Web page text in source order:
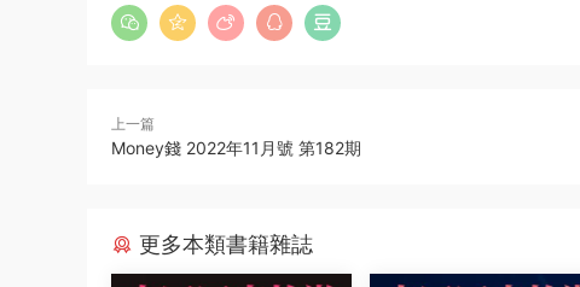
上一篇
Money錢 2022年11月號 第182期
更多本類書籍雜誌